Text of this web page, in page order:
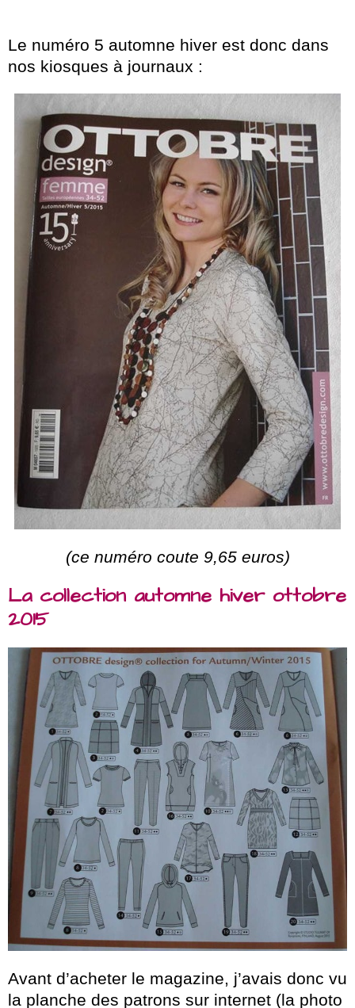
Le numéro 5 automne hiver est donc dans
nos kiosques à journaux :
(ce numéro coute 9,65 euros)
La collection automne hiver ottobre
2015
Avant d’acheter le magazine, j’avais donc vu
la planche des patrons sur internet (la photo